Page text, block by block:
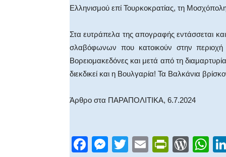
Ελληνισμού επί Τουρκοκρατίας, τη
Στα ευτράπελα της απογραφής εντάσσεται
σλαβόφωνων που κατοικούν στην
Βορειομακεδόνες και μετά από τη
διεκδικεί και η Βουλγαρία! Τα Βαλκάνια
Άρθρο στα ΠΑΡΑΠΟΛΙΤΙΚΑ, 6.7.2024
F
M
T
E
Pr W
W